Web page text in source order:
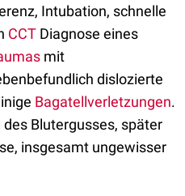
Intubation, schnelle
CCT Diagnose eines
mit
dislozierte
Bagatellverletzungen.
des Blutergusses, später
insgesamt ungewisser